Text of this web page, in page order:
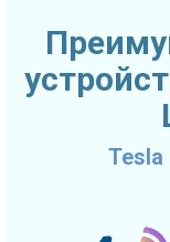
Tesla